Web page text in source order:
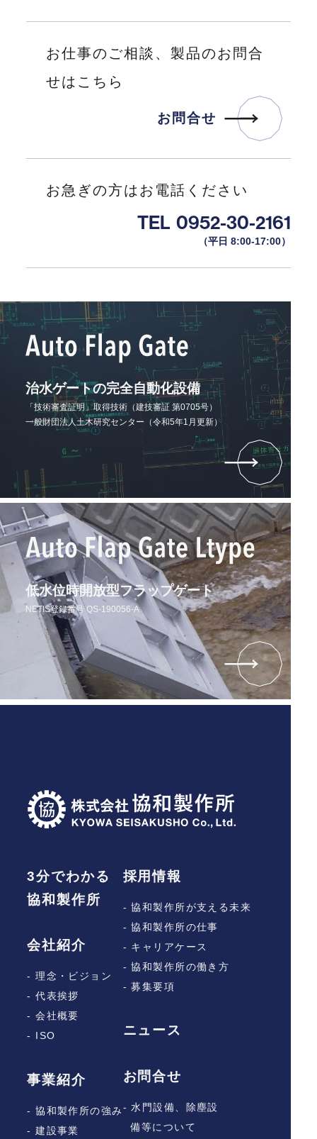
お仕事のご相談、製品のお問合
せはこちら
お 問合せ
お急ぎの方はお電話ください
TEL 0952-30-2161
（平日 8:00-17:00）
治水ゲートの完全自動化設備
「技術審査証明」取得技術（建技審証 第0705号）
一般財団法人土木研究センター（令和5年1月更新）
低水位時開放型フラップゲート
NETIS登録番号 QS-190056-A
3分でわかる
協和製作所
会社紹介
- 理念・ビジョン
- 代表挨拶
- 会社概要
- ISO
事業紹介
- 協和製作所の強み
- 建設事業
採用情報
- 協和製作所が支える未来
- 協和製作所の仕事
- キャリアケース
- 協和製作所の働き方
- 募集要項
ニュース
お問合せ
- 水門設備、除塵設
備等について